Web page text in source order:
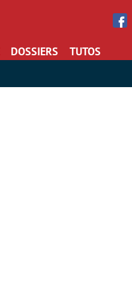
DOSSIERS TUTOS